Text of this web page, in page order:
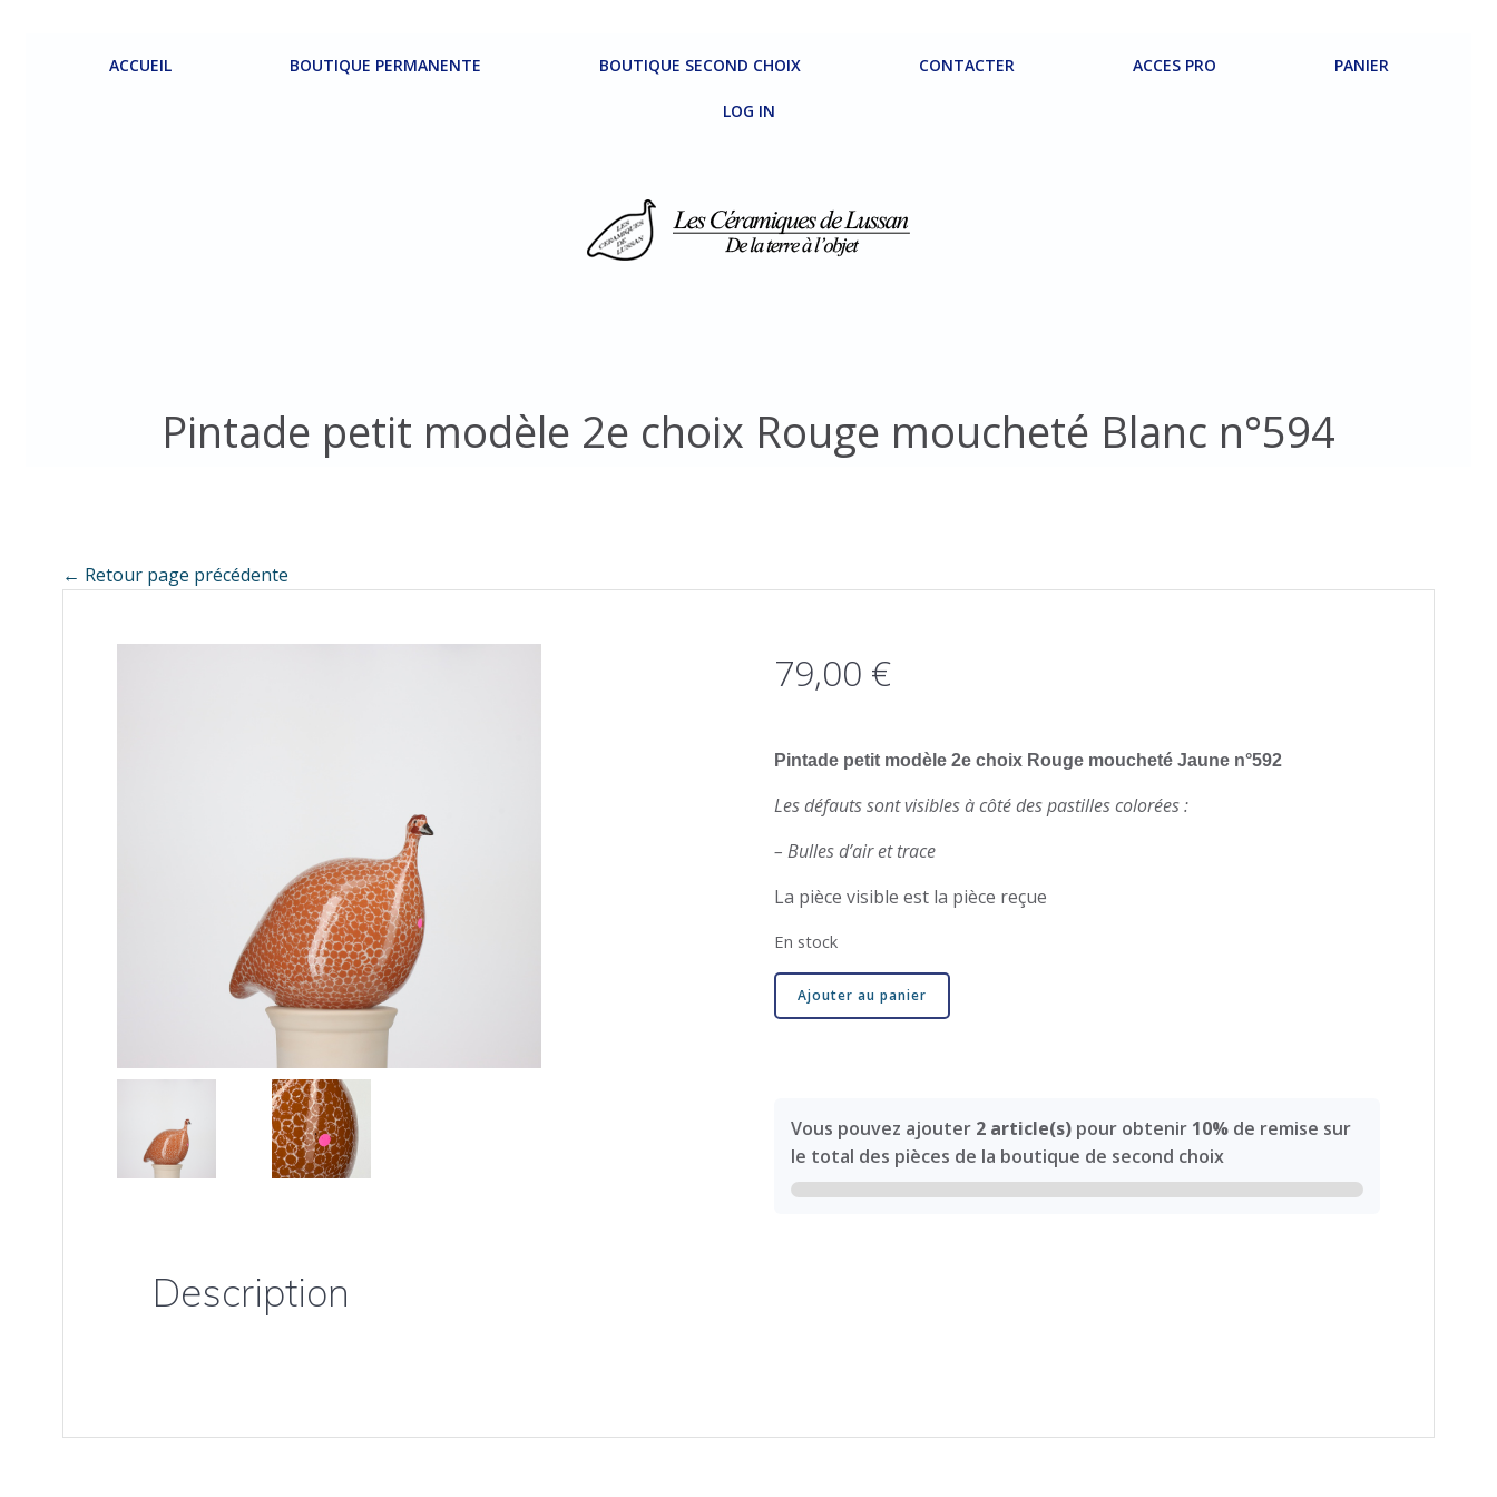
ACCUEIL BOUTIQUE PERMANENTE BOUTIQUE SECOND CHOIX CONTACTER ACCES PRO PANIER
LOG IN
Pintade petit modèle 2e choix Rouge moucheté Blanc n°594
← Retour page précédente
79,00 €
Pintade petit modèle 2e choix Rouge moucheté Jaune n°592
Les défauts sont visibles à côté des pastilles colorées :
– Bulles d’air et trace
La pièce visible est la pièce reçue
En stock
quantité
de
2e
choix
moucheté
Ajouter au panier
Vous pouvez ajouter 2 article(s)pour obtenir 10%de remise sur
le total des pièces de la boutique de second choix
Description